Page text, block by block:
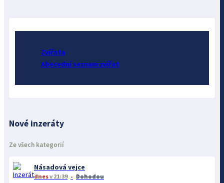
Zvířata
Abecední seznam zvířat
Nové inzeráty
Ze všech kategorií
Násadová vejce
dnesv 21:39 Dohodou